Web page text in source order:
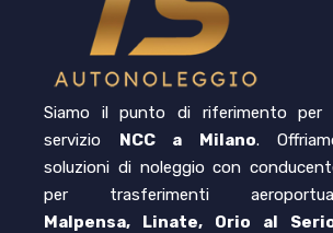
Siamo il punto di riferimento per
servizio NCC a Milano.
soluzioni di noleggio con
per trasferimenti
Malpensa, Linate, Orio al